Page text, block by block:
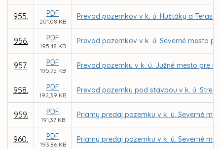
955. PDF
201,08 KB
Prevod pozemkov v k. ú. Huštáky a
956. PDF
195,48 KB
Prevod pozemkov v k. ú. Severné mesto
957. PDF
195,75 KB
Prevod pozemku v k. ú. Južné mesto pre
958. PDF
192,39 KB
Prevod pozemku pod stavbou v k. ú.
959. PDF
191,37 KB
Priamy predaj pozemku v k. ú. Severné
960. PDF
193,86 KB
Priamy predaj pozemku v k. ú. Severné